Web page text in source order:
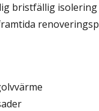
bristfällig